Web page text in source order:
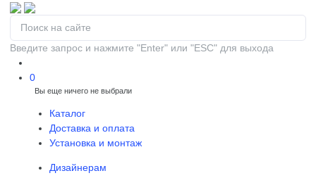
Введите запрос и нажмите "Enter" или "ESC" для выхода
0
Вы еще ничего не выбрали
Каталог
Доставка и оплата
Установка и монтаж
Дизайнерам